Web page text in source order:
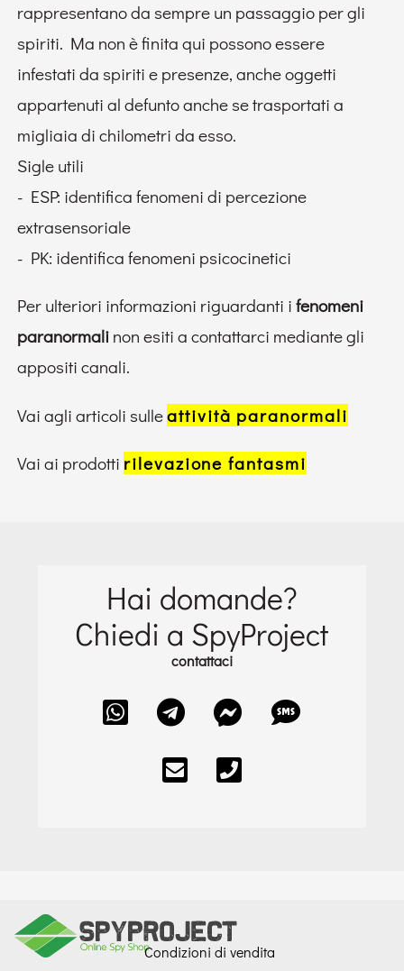
rappresentano da sempre un passaggio per gli
spiriti. Ma non è finita qui possono essere
infestati da spiriti e presenze, anche oggetti
appartenuti al defunto anche se trasportati a
migliaia di chilometri da esso.
Sigle utili
- ESP: identifica fenomeni di percezione
extrasensoriale
- PK: identifica fenomeni psicocinetici
Per ulteriori informazioni riguardanti ifenomeni
paranormali non esiti a contattarci mediante gli
appositi canali.
Vai agli articoli sulleattività paranormali
Vai ai prodotti rilevazione fantasmi
Hai domande?
Chiedi a SpyProject
contattaci
Condizioni di vendita